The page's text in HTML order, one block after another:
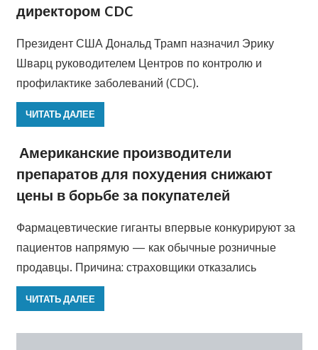
директором CDC
Президент США Дональд Трамп назначил Эрику
Шварц руководителем Центров по контролю и
профилактике заболеваний (CDC).
ЧИТАТЬ ДАЛЕЕ
Американские производители
препаратов для похудения снижают
цены в борьбе за покупателей
Фармацевтические гиганты впервые конкурируют за
пациентов напрямую — как обычные розничные
продавцы. Причина: страховщики отказались
ЧИТАТЬ ДАЛЕЕ